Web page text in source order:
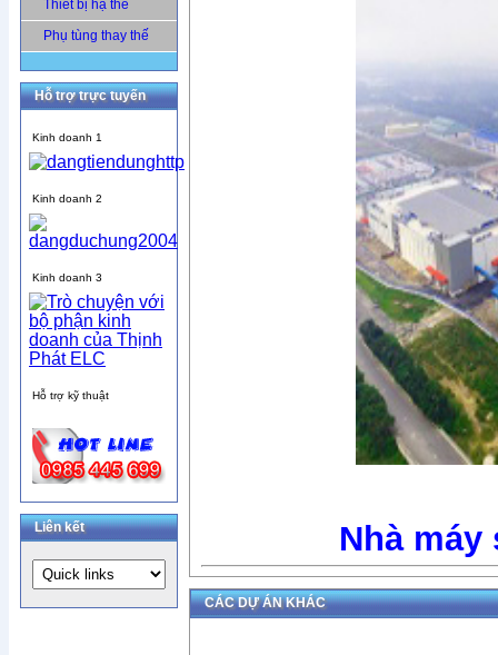
Thiết bị hạ thế
Phụ tùng thay thế
Hỗ trợ trực tuyến
Kinh doanh 1
Kinh doanh 2
Kinh doanh 3
Hỗ trợ kỹ thuật
Liên kết Nhà máy
CÁC DỰ ÁN KHÁC